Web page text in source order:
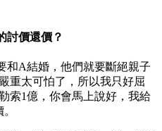
討價還價？
和A結婚，他們就要斷絕親子
重太可怕了，所以我只好屈
索1億，你會馬上說好，我給